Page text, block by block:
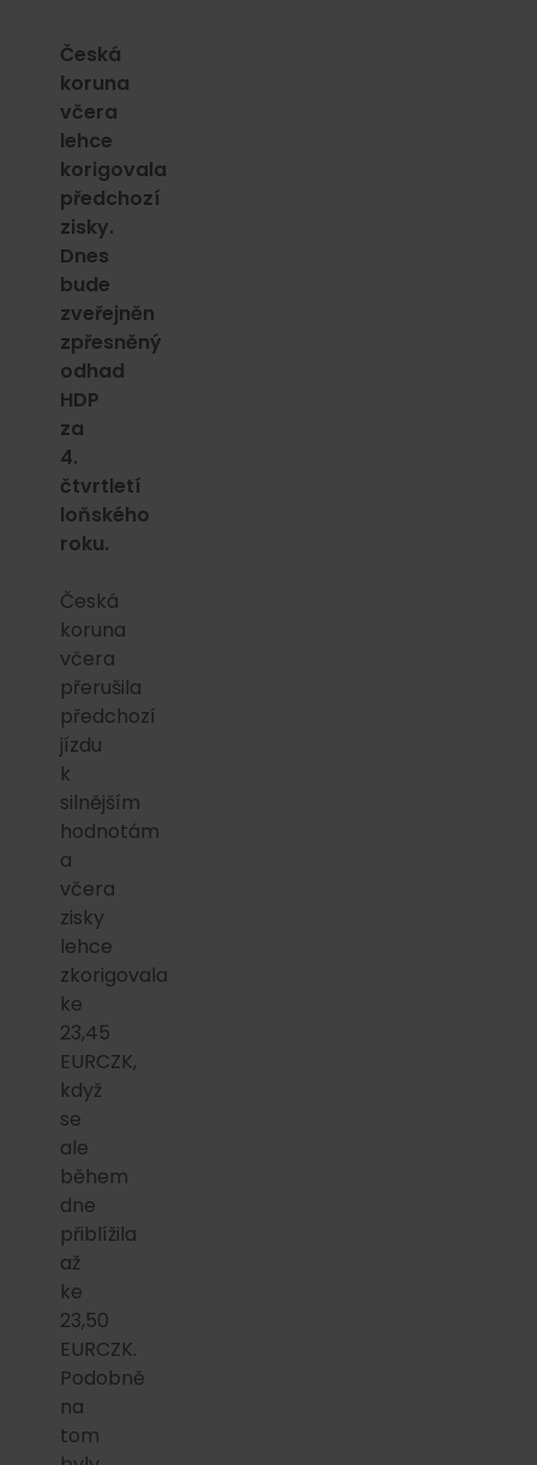
Česká
koruna
včera
lehce
korigovala
předchozí
zisky.
Dnes
bude
zveřejněn
zpřesněný
odhad
HDP
za
4.
čtvrtletí
loňského
roku.
Česká
koruna
včera
přerušila
předchozí
jízdu
k
silnějším
hodnotám
a
včera
zisky
lehce
zkorigovala
ke
23,45
EURCZK,
když
se
ale
během
dne
přiblížila
až
ke
23,50
EURCZK.
Podobně
na
tom